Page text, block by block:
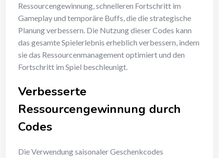
Ressourcengewinnung, schnelleren Fortschritt im
Gameplay und temporäre Buffs, die die strategische
Planung verbessern. Die Nutzung dieser Codes kann
das gesamte Spielerlebnis erheblich verbessern, indem
sie das Ressourcenmanagement optimiert und den
Fortschritt im Spiel beschleunigt.
Verbesserte
Ressourcengewinnung durch
Codes
Die Verwendung saisonaler Geschenkcodes